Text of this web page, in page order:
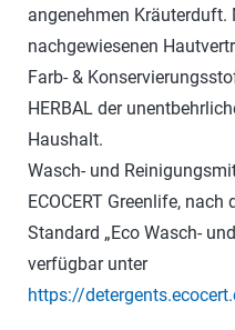
angenehmen Kräuterduft.
nachgewiesenen
Farb- &
HERBAL der
Haushalt.
Wasch- und
ECOCERT Greenlife, nach
Standard „Eco Wasch-
verfügbar unter
https://